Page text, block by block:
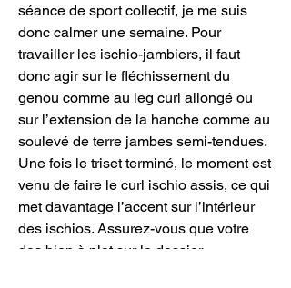
séance de sport collectif, je me suis
donc calmer une semaine. Pour
travailler les ischio-jambiers, il faut
donc agir sur le fléchissement du
genou comme au leg curl allongé ou
sur l’extension de la hanche comme au
soulevé de terre jambes semi-tendues.
Une fois le triset terminé, le moment est
venu de faire le curl ischio assis, ce qui
met davantage l’accent sur l’intérieur
des ischios. Assurez-vous que votre
dos bien à plat sur le dossier.